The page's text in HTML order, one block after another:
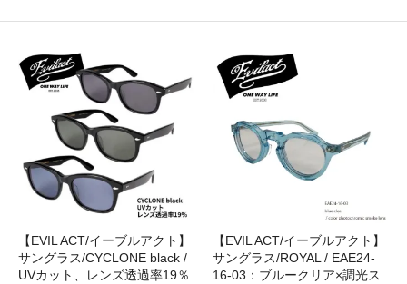
【EVIL ACT/イーブルアクト】
サングラス/CYCLONE black /
UVカット、レンズ透過率19％
【EVIL ACT/イーブルアクト】
サングラス/ROYAL / EAE24-
16-03：ブルークリア×調光ス